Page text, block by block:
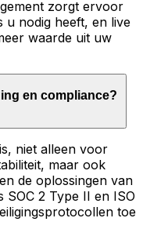
zorgt ervoor
u nodig heeft, en live
waarde uit uw
en compliance?
niet alleen voor
maar ook
de oplossingen van
2 Type II en ISO
toe